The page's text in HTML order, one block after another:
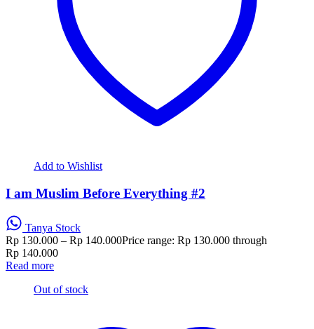
Add to Wishlist
I am Muslim Before Everything #2
Tanya Stock
Rp 130.000 – Rp 140.000Price range: Rp 130.000 through
Rp 140.000
Read more
Out of stock